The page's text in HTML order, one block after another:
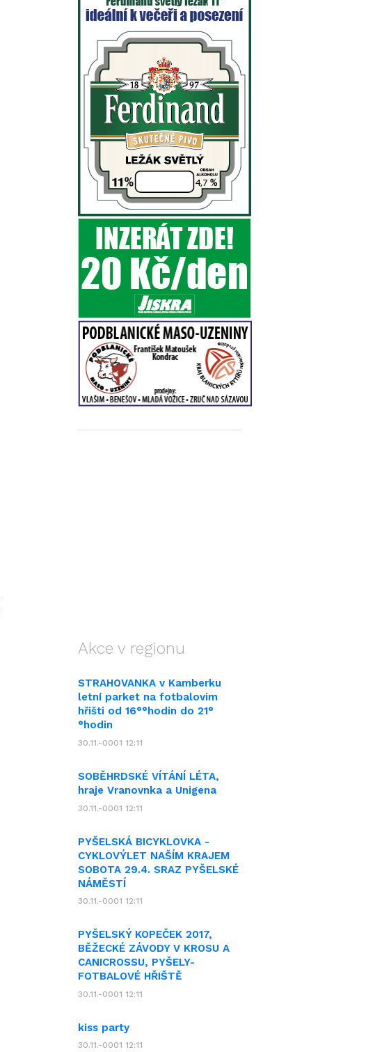
Akce v regionu
STRAHOVANKA v Kamberku
letní parket na fotbalovim
hřišti od 16°°hodin do 21°
°hodin
30.11.-0001 12:11
SOBĚHRDSKÉ VÍTÁNÍ LÉTA,
hraje Vranovnka a Unigena
30.11.-0001 12:11
PYŠELSKÁ BICYKLOVKA -
CYKLOVÝLET NAŠÍM KRAJEM
SOBOTA 29.4. SRAZ PYŠELSKÉ
NÁMĚSTÍ
30.11.-0001 12:11
PYŠELSKÝ KOPEČEK 2017,
BĚŽECKÉ ZÁVODY V KROSU A
CANICROSSU, PYŠELY-
FOTBALOVÉ HŘIŠTĚ
30.11.-0001 12:11
kiss party
30.11.-0001 12:11